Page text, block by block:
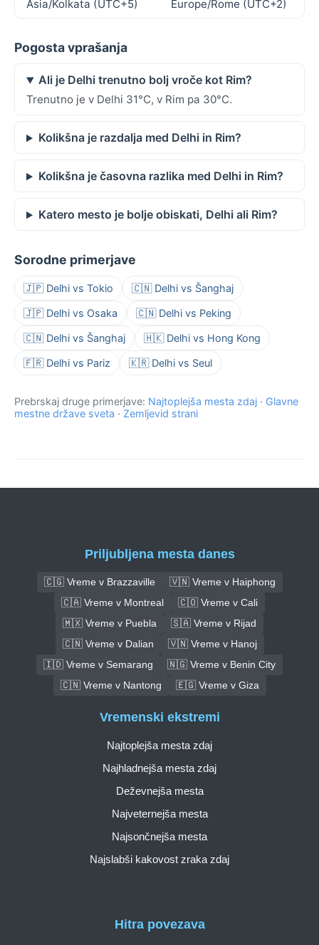
Asia/Kolkata (UTC+5) Europe/Rome (UTC+2)
Pogosta vprašanja
Ali je Delhi trenutno bolj vroče kot Rim?
Trenutno je v Delhi 31°C, v Rim pa 30°C.
Kolikšna je razdalja med Delhi in Rim?
Kolikšna je časovna razlika med Delhi in Rim?
Katero mesto je bolje obiskati, Delhi ali Rim?
Sorodne primerjave
🇯🇵 Delhi vs Tokio 🇨🇳 Delhi vs Šanghaj
🇯🇵 Delhi vs Osaka 🇨🇳 Delhi vs Peking
🇨🇳 Delhi vs Šanghaj 🇭🇰 Delhi vs Hong Kong
🇫🇷 Delhi vs Pariz 🇰🇷 Delhi vs Seul
Prebrskaj druge primerjave: Najtoplejša mesta zdaj · Glavne
mestne države sveta · Zemljevid strani
Priljubljena mesta danes
🇨🇬 Vreme v Brazzaville
🇻🇳 Vreme v Haiphong
🇨🇦 Vreme v Montreal
🇨🇴 Vreme v Cali
🇲🇽 Vreme v Puebla
🇸🇦 Vreme v Rijad
🇨🇳 Vreme v Dalian
🇻🇳 Vreme v Hanoj
🇮🇩 Vreme v Semarang
🇳🇬 Vreme v Benin City
🇨🇳 Vreme v Nantong
🇪🇬 Vreme v Giza
Hitra povezava
Vremenski ekstremi
Najtoplejša mesta zdaj
Najhladnejša mesta zdaj
Deževnejša mesta
Najveternejša mesta
Najsončnejša mesta
Najslabši kakovost zraka zdaj